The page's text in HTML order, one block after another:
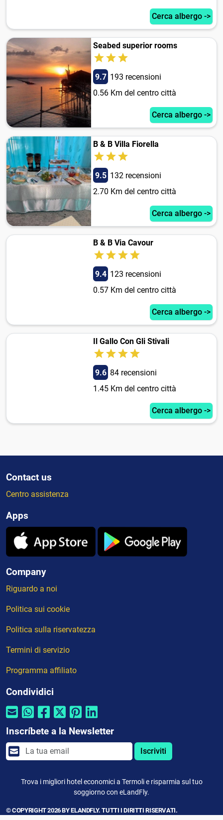
Cerca albergo ->
Seabed superior rooms
9.7 193 recensioni
0.56 Km del centro città
Cerca albergo ->
B & B Villa Fiorella
9.5 132 recensioni
2.70 Km del centro città
Cerca albergo ->
B & B Via Cavour
9.4 123 recensioni
0.57 Km del centro città
Cerca albergo ->
Il Gallo Con Gli Stivali
9.6 84 recensioni
1.45 Km del centro città
Cerca albergo ->
Contact us
Centro assistenza
Apps
Company
Riguardo a noi
Politica sui cookie
Politica sulla riservatezza
Termini di servizio
Programma affiliato
Condividici
Inscríbete a la Newsletter
Iscriviti
Trova i migliori hotel economici a Termoli e risparmia sul tuo
soggiorno con eLandFly.
© COPYRIGHT 2026 BY ELANDFLY. TUTTI I DIRITTI RISERVATI.